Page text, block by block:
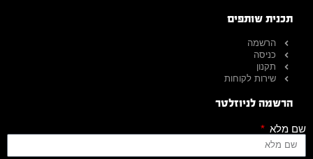
תכנית שותפים
הרשמה
כניסה
תקנון
שירות לקוחות
הרשמה לניוזלטר
שם מלא